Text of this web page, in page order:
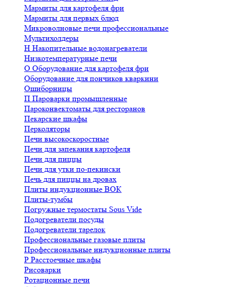
Мармиты для картофеля фри
Мармиты для первых блюд
Микроволновые печи профессиональные
Мультихолдеры
Н Накопительные водонагреватели
Низкотемпературные печи
О Оборудование для картофеля фри
Оборудование для пончиков кваркини
Ошиборницы
П Пароварки промышленные
Пароконвектоматы для ресторанов
Пекарские шкафы
Перколяторы
Печи высокоскоростные
Печи для запекания картофеля
Печи для пиццы
Печи для утки по-пекински
Печь для пиццы на дровах
Плиты индукционные ВОК
Плиты-тумбы
Погружные термостаты Sous Vide
Подогреватели посуды
Подогреватели тарелок
Профессиональные газовые плиты
Профессиональные индукционные плиты
Р Расстоечные шкафы
Рисоварки
Ротационные печи